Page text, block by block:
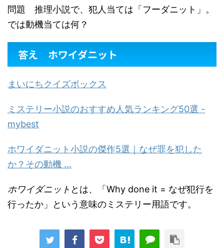
問題 推理小説で、犯人当ては「フーダニット」。
では動機当ては何？
答え ホワイダニット
まいにちクイズボックス
ミステリー小説のおすすめ人気ランキング50選 -
mybest
ホワイダニット小説の傑作5選｜なぜ罪を犯した
か？その動機 ...
ホワイダニット とは、「Why done it = なぜ犯行を
行ったか」という意味のミステリー用語です。